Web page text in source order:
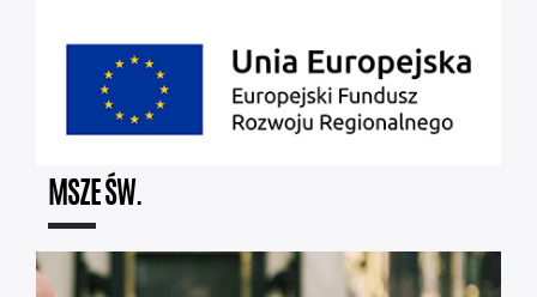
MSZE ŚW.